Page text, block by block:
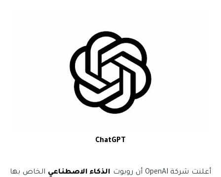
ChatGPT
أعلنت شركة OpenAI أن روبوت الذكاء الاصطناعي الخاص بها